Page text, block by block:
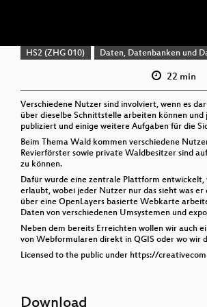
HS2 (ZHG 010) Daten, Datenbanken und
22 min
Verschiedene Nutzer sind involviert, wenn es
über dieselbe Schnittstelle arbeiten können und
publiziert und einige weitere Aufgaben für die
Beim Thema Wald kommen verschiedene
Revierförster sowie private Waldbesitzer sind
zu können.
Dafür wurde eine zentrale Plattform
erlaubt, wobei jeder Nutzer nur das sieht was
über eine OpenLayers basierte Webkarte
Daten von verschiedenen Umsystemen und
Neben dem bereits Erreichten wollen wir auch
von Webformularen direkt in QGIS oder wo wir
Licensed to the public under https://